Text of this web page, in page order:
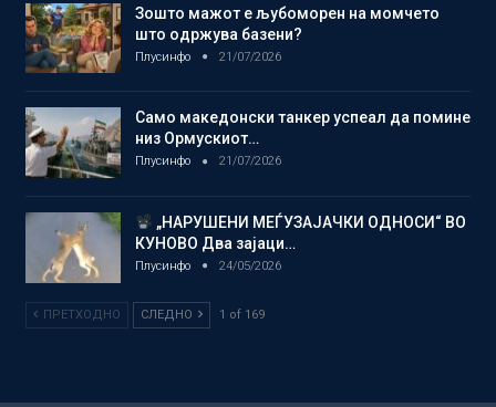
Зошто мажот е љубоморен на момчето
што одржува базени?
Плусинфо 21/07/2026
Само македонски танкер успеал да помине
низ Ормускиот…
Плусинфо 21/07/2026
„НАРУШЕНИ МЕЃУЗАЈАЧКИ ОДНОСИ“ ВО
КУНОВО Два зајаци…
Плусинфо 24/05/2026
ПРЕТХОДНО СЛЕДНО 1 of 169